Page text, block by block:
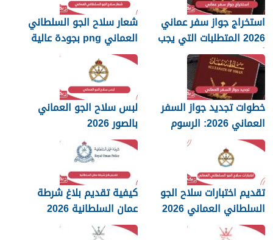
استخراج جواز سفر عماني
2026 المتطلبات التي يجب
أن تعرفها
شعار سلاح الجو السلطاني
العماني png بجودة عالية
2026
خطوات تجديد جواز السفر
العماني 2026: الرسوم
والمستندات المطلوبة
لبس سلاح الجو العماني
بالصور 2026
تقديم اختبارات سلاح الجو
السلطاني العماني 2026
كيفية تقديم بلاغ شرطة
عمان السلطانية 2026